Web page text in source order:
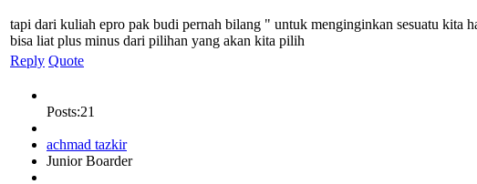
tapi dari kuliah epro pak budi pernah bilang " untuk menginginkan sesuatu kita
bisa liat plus minus dari pilihan yang akan kita pilih
Reply Quote
Posts:21
achmad tazkir
Junior Boarder